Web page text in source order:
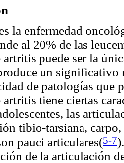
la enfermedad
al 20% de las
artritis puede ser la
un significativo
de patologías que
tiene ciertas
las
tibio-tarsiana,
pauci articulares(5-7)
de la articulación